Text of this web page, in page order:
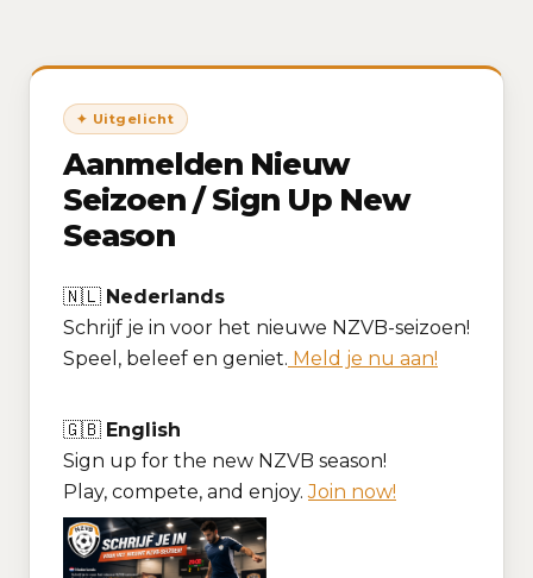
Aanmelden Nieuw
Seizoen / Sign Up New
Season
🇳🇱 Nederlands
Schrijf je in voor het nieuwe NZVB-seizoen!
Speel, beleef en geniet. Meld je nu aan!
🇬🇧 English
Sign up for the new NZVB season!
Play, compete, and enjoy.Join now!